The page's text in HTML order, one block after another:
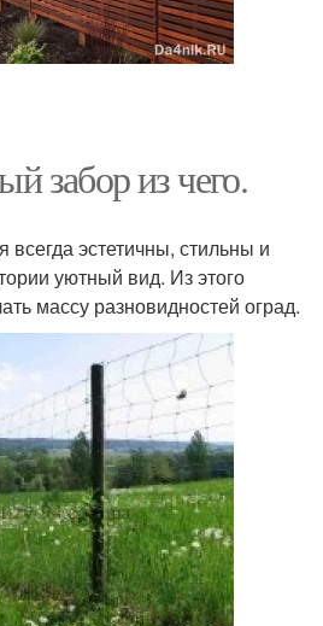
забор из чего.
эстетичны, стильны и
уютный вид. Из этого
массу разновидностей оград.